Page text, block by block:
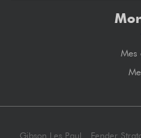
Mes
Gibson Les Paul Fender